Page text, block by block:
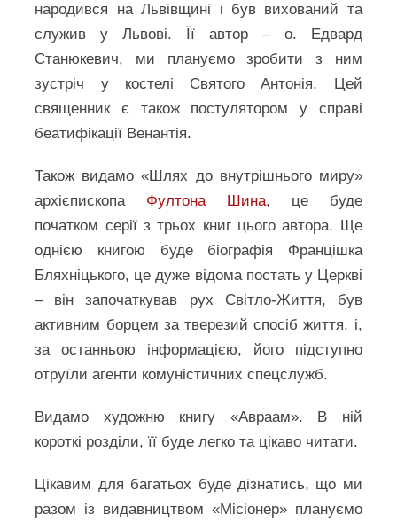
народився на Львівщині і був вихований та
служив у Львові. Її автор – о. Едвард
Станюкевич, ми плануємо зробити з ним
зустріч у костелі Святого Антонія. Цей
священник є також постулятором у справі
беатифікації Венантія.
Також видамо «Шлях до внутрішнього миру»
архієпископа Фултона Шина, це буде
початком серії з трьох книг цього автора. Ще
однією книгою буде біографія Францішка
Бляхніцького, це дуже відома постать у Церкві
– він започаткував рух Світло-Життя, був
активним борцем за тверезий спосіб життя, і,
за останньою інформацією, його підступно
отруїли агенти комуністичних спецслужб.
Видамо художню книгу «Авраам». В ній
короткі розділи, її буде легко та цікаво читати.
Цікавим для багатьох буде дізнатись, що ми
разом із видавництвом «Місіонер» плануємо